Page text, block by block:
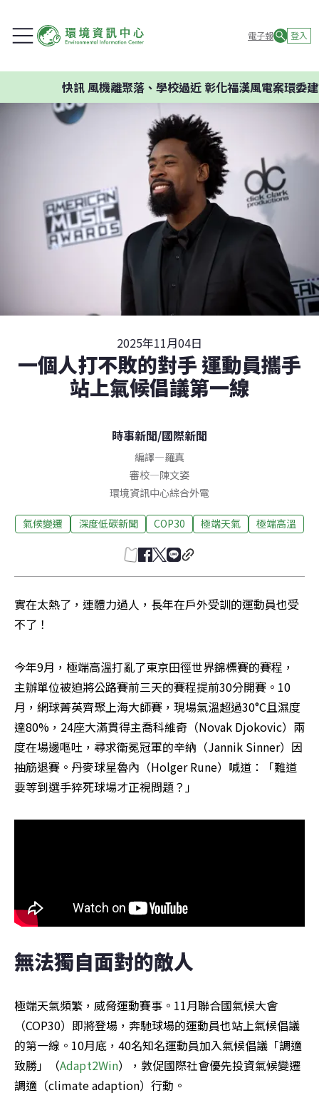
電子報 登入
風機離聚落、學校過近 彰化福漢風電案環委建議不
2025年11月04日
一個人打不敗的對手 運動員攜手
站上氣候倡議第一線
時事新聞/國際新聞
編譯—羅真
審校—陳文姿
環境資訊中心綜合外電
氣候變遷 深度低碳新聞 COP30 極端天氣 極端高溫
實在太熱了，連體力過人，長年在戶外受訓的運動員也受
不了！
今年9月，極端高溫打亂了東京田徑世界錦標賽的賽程，
主辦單位被迫將公路賽前三天的賽程提前30分開賽。10
月，網球菁英齊聚上海大師賽，現場氣溫超過30°C且濕度
達80%，24座大滿貫得主喬科維奇（Novak Djokovic）兩
度在場邊嘔吐，尋求衛冕冠軍的辛納（Jannik Sinner）因
抽筋退賽。丹麥球星魯內（Holger Rune）喊道：「難道
要等到選手猝死球場才正視問題？」
無法獨自面對的敵人
極端天氣頻繁，威脅運動賽事。11月聯合國氣候大會
（COP30）即將登場，奔馳球場的運動員也站上氣候倡議
的第一線。10月底，40名知名運動員加入氣候倡議「調適
致勝」（Adapt2Win），敦促國際社會優先投資氣候變遷
調適（climate adaption）行動。